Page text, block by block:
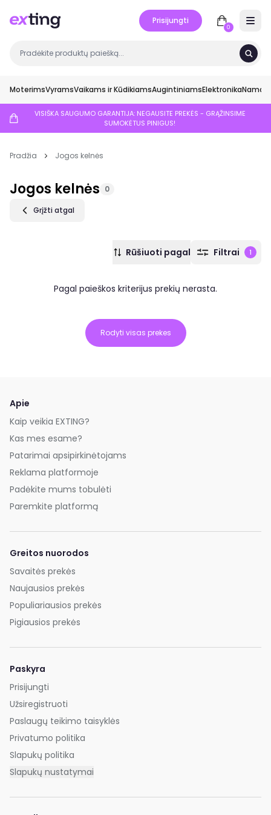
Prisijungti
0
MoterimsVyramsVaikams ir KūdikiamsAugintiniamsElektronikaNamai
VISIŠKA SAUGUMO GARANTIJA: NEGAUSITE PREKĖS - GRĄŽINSIME
SUMOKĖTUS PINIGUS!
Pradžia Jogos kelnės
Jogos kelnės 0
Grįžti atgal
Rūšiuoti pagal Filtrai 1
Pagal paieškos kriterijus prekių nerasta.
Rodyti visas prekes
Apie
Kaip veikia EXTING?
Kas mes esame?
Patarimai apsipirkinėtojams
Reklama platformoje
Padėkite mums tobulėti
Paremkite platformą
Greitos nuorodos
Savaitės prekės
Naujausios prekės
Populiariausios prekės
Pigiausios prekės
Paskyra
Prisijungti
Užsiregistruoti
Paslaugų teikimo taisyklės
Privatumo politika
Slapukų politika
Slapukų nustatymai